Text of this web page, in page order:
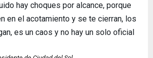
hay choques por alcance, porque
en el acotamiento y se te cierran, los
es un caos y no hay un solo oficial